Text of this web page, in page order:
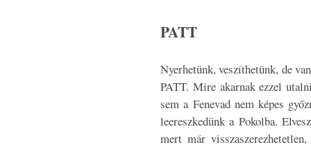
PATT
Nyerhetünk, veszíthetünk, de
PATT. Mire akarnak ezzel
sem a Fenevad nem képes
leereszkedünk a Pokolba.
mert már